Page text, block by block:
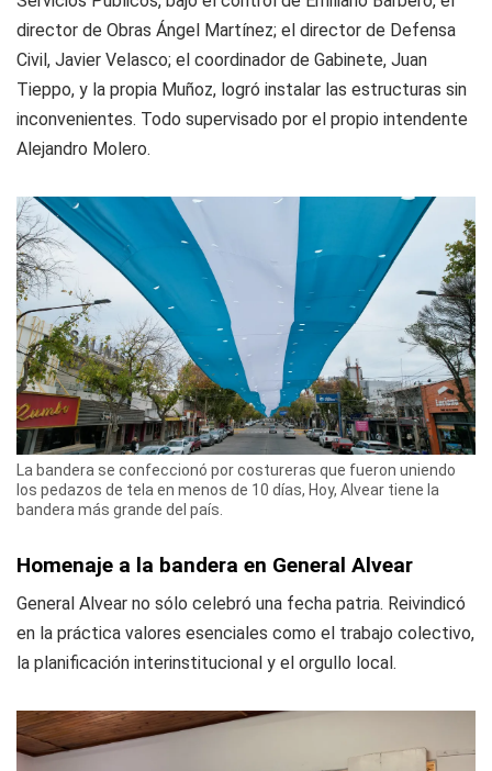
director de Obras Ángel Martínez; el director de Defensa
Civil, Javier Velasco; el coordinador de Gabinete, Juan
Tieppo, y la propia Muñoz, logró instalar las estructuras sin
inconvenientes. Todo supervisado por el propio intendente
Alejandro Molero.
La bandera se confeccionó por costureras que fueron uniendo
los pedazos de tela en menos de 10 días, Hoy, Alvear tiene la
bandera más grande del país.
Homenaje a la bandera en General Alvear
General Alvear no sólo celebró una fecha patria. Reivindicó
en la práctica valores esenciales como el trabajo colectivo,
la planificación interinstitucional y el orgullo local.